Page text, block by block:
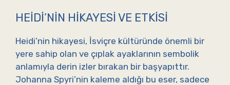
HEIDI’NIN HIKAYESI VE ETKISI
Heidi’nin hikayesi, İsviçre kültüründe önemli bir
yere sahip olan ve çıplak ayaklarının sembolik
anlamıyla derin izler bırakan bir başyapıttır.
Johanna Spyri’nin kaleme aldığı bu eser, sadece